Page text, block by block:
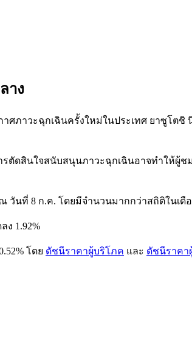
าง
กาศภาวะฉุกเฉินครั้งใหม่ในประเทศ ยาซูโ
ตัดสินใจสนับสนุนภาวะฉุกเฉินอาจทำให้ผู้
วันที่ 8 ก.ค. โดยมีจำนวนมากกว่าสถิติในเดื
ง 1.92%
โดย ดัชนีราคาผู้บริโภค และ ดัชนีราคา